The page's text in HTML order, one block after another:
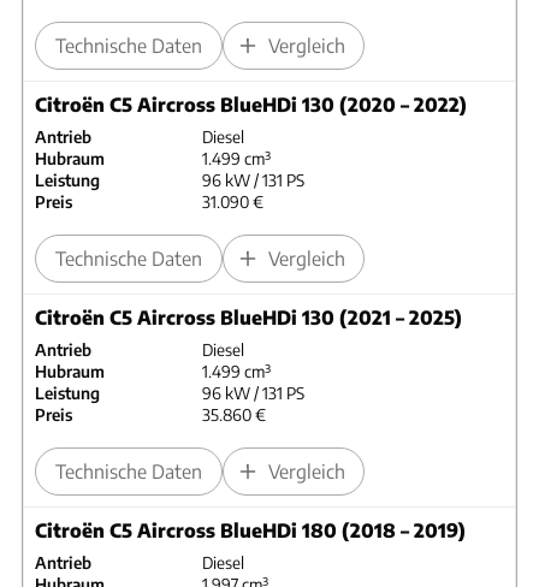
Technische Daten Vergleich
Citroën C5 Aircross BlueHDi 130 (2020 – 2022)
Antrieb
Diesel
Hubraum
1.499 cm³
Leistung
96 kW / 131 PS
Preis
31.090 €
Technische Daten Vergleich
Citroën C5 Aircross BlueHDi 130 (2021 – 2025)
Antrieb
Diesel
Hubraum
1.499 cm³
Leistung
96 kW / 131 PS
Preis
35.860 €
Technische Daten Vergleich
Citroën C5 Aircross BlueHDi 180 (2018 – 2019)
Antrieb
Diesel